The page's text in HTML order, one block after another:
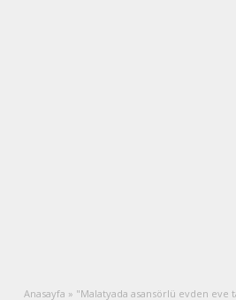
Anasayfa » "Malatyada asansörlü evden eve